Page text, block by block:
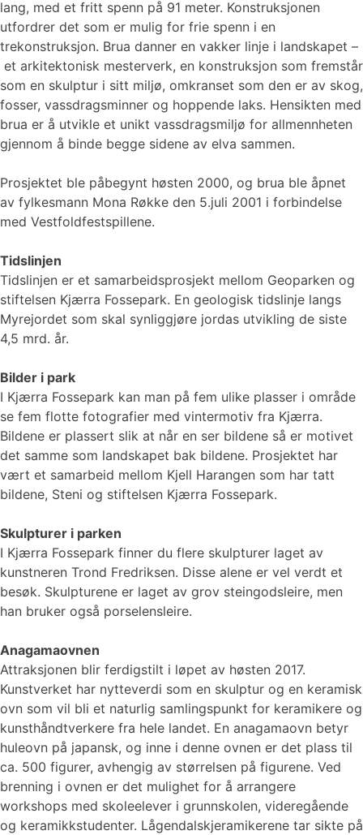
lang, med et fritt spenn på 91 meter. Konstruksjonen
utfordrer det som er mulig for frie spenn i en
trekonstruksjon. Brua danner en vakker linje i landskapet –
et arkitektonisk mesterverk, en konstruksjon som fremstår
som en skulptur i sitt miljø, omkranset som den er av skog,
fosser, vassdragsminner og hoppende laks. Hensikten med
brua er å utvikle et unikt vassdragsmiljø for allmennheten
gjennom å binde begge sidene av elva sammen.
Prosjektet ble påbegynt høsten 2000, og brua ble åpnet
av fylkesmann Mona Røkke den 5.juli 2001 i forbindelse
med Vestfoldfestspillene.
Tidslinjen
Tidslinjen er et samarbeidsprosjekt mellom Geoparken og
stiftelsen Kjærra Fossepark. En geologisk tidslinje langs
Myrejordet som skal synliggjøre jordas utvikling de siste
4,5 mrd. år.
Bilder i park
I Kjærra Fossepark kan man på fem ulike plasser i område
se fem flotte fotografier med vintermotiv fra Kjærra.
Bildene er plassert slik at når en ser bildene så er motivet
det samme som landskapet bak bildene. Prosjektet har
vært et samarbeid mellom Kjell Harangen som har tatt
bildene, Steni og stiftelsen Kjærra Fossepark.
Skulpturer i parken
I Kjærra Fossepark finner du flere skulpturer laget av
kunstneren Trond Fredriksen. Disse alene er vel verdt et
besøk. Skulpturene er laget av grov steingodsleire, men
han bruker også porselensleire.
Anagamaovnen
Attraksjonen blir ferdigstilt i løpet av høsten 2017.
Kunstverket har nytteverdi som en skulptur og en keramisk
ovn som vil bli et naturlig samlingspunkt for keramikere og
kunsthåndtverkere fra hele landet. En anagamaovn betyr
huleovn på japansk, og inne i denne ovnen er det plass til
ca. 500 figurer, avhengig av størrelsen på figurene. Ved
brenning i ovnen er det mulighet for å arrangere
workshops med skoleelever i grunnskolen, videregående
og keramikkstudenter. Lågendalskjeramikerene tar sikte på